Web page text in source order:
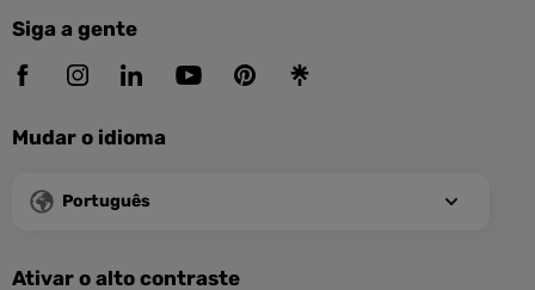
Siga a gente
Mudar o idioma
Português
Ativar o alto contraste